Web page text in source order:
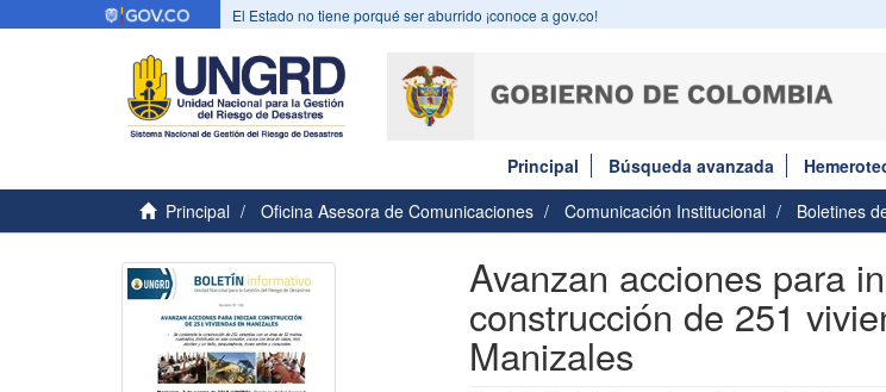
El Estado no tiene porqué ser aburrido ¡conoce a gov.co!
Principal Búsqueda avanzada
Principal
Oficina Asesora de Comunicaciones Comunicación Institucional Boletines
Avanzan acciones para
construcción de 251
Manizales